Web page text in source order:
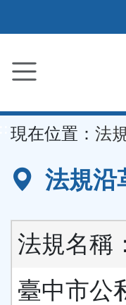
到
要
容
區
現在位置： 法
法規沿
法規名稱：
臺中市公